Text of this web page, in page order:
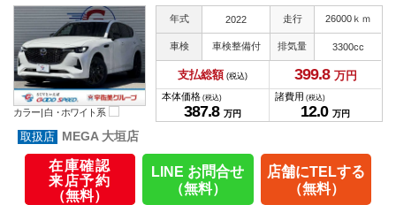
カラー |白・ホワイト系
年式 2022 走行 26000ｋｍ
車検 車検整備付 排気量 3300cc
支払総額 (税込) 399.8 万円
本体価格 (税込)
387.8 万円
諸費用 (税込)
12.0 万円
MEGA 大垣店
在庫確認
来店予約
（無料）
LINE お問合せ
（無料）
店舗にTELする
（無料）